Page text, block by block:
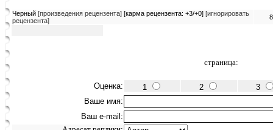
Черный [произведения рецензента] [карма рецензента: +3/+0] [игнорировать
рецензента]
страница:
Оценка: 1 2
3
Ваше имя:
Ваш e-mail: